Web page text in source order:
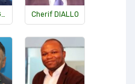
Gilbert FONGAN Cherif DIALLO